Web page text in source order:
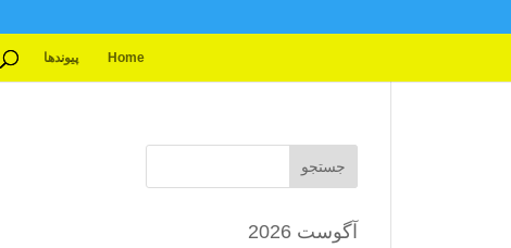
Home پیوندها
جستجو
آگوست 2026